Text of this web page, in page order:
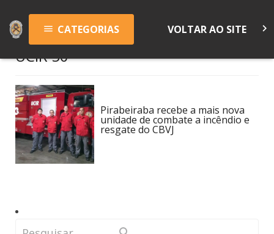
menu CATEGORIAS VOLTAR AO SITE keyboard_arrow_right
UCIR 50
Pirabeiraba recebe a mais nova
unidade de combate a incêndio e
resgate do CBVJ